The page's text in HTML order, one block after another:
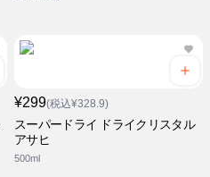
¥299(税込¥328.9)
スーパードライ ドライクリスタル
アサヒ
500ml